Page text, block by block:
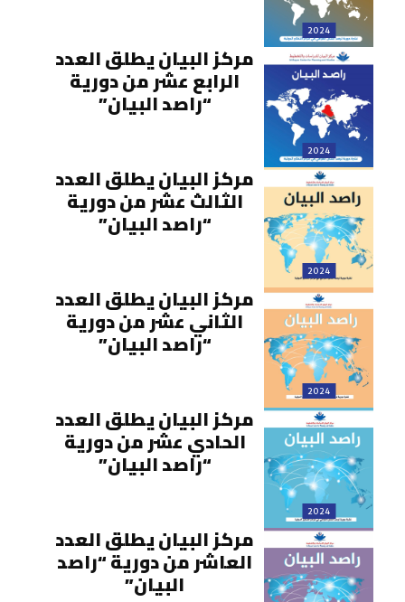
2024
2024
مركز البيان يطلق العدد
الرابع عشر من دورية
“راصد البيان”
2024
مركز البيان يطلق العدد
الثالث عشر من دورية
“راصد البيان”
2024
مركز البيان يطلق العدد
الثاني عشر من دورية
“راصد البيان”
2024
مركز البيان يطلق العدد
الحادي عشر من دورية
“راصد البيان”
مركز البيان يطلق العدد
العاشر من دورية “راصد
البيان”